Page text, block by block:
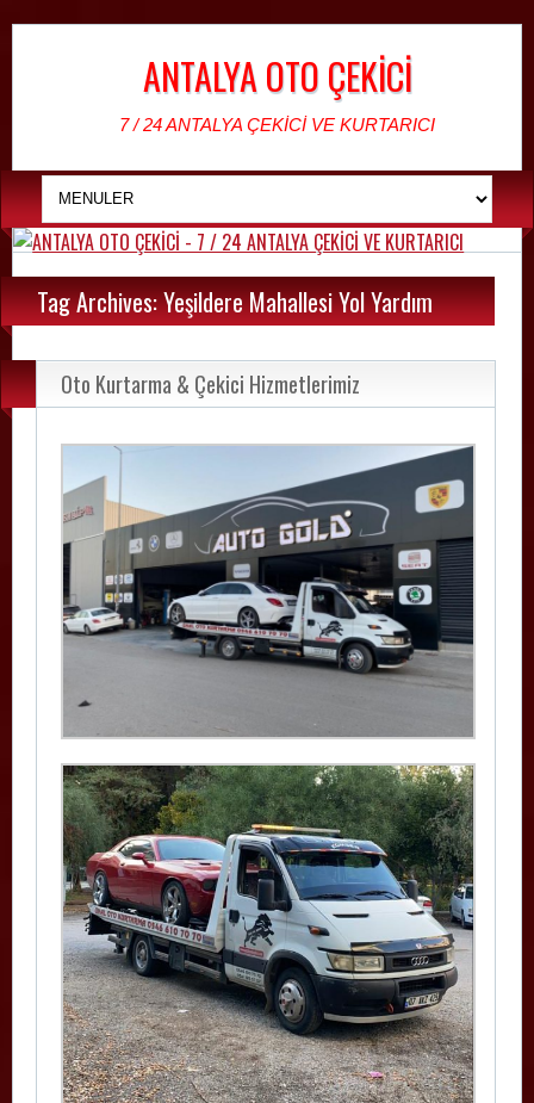
ANTALYA OTO ÇEKİCİ
7 / 24 ANTALYA ÇEKİCİ VE KURTARICI
Tag Archives: Yeşildere Mahallesi Yol Yardım
Oto Kurtarma & Çekici Hizmetlerimiz